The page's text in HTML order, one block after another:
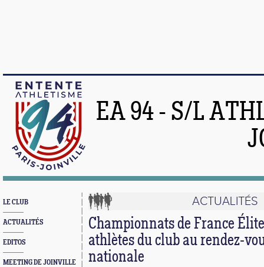
EA 94 - S/L
LE CLUB
ACTUALITÉS
EDITOS
MEETING DE JOINVILLE
ACTUALITÉS
Championnats de France
athlètes du club au rendez-
nationale